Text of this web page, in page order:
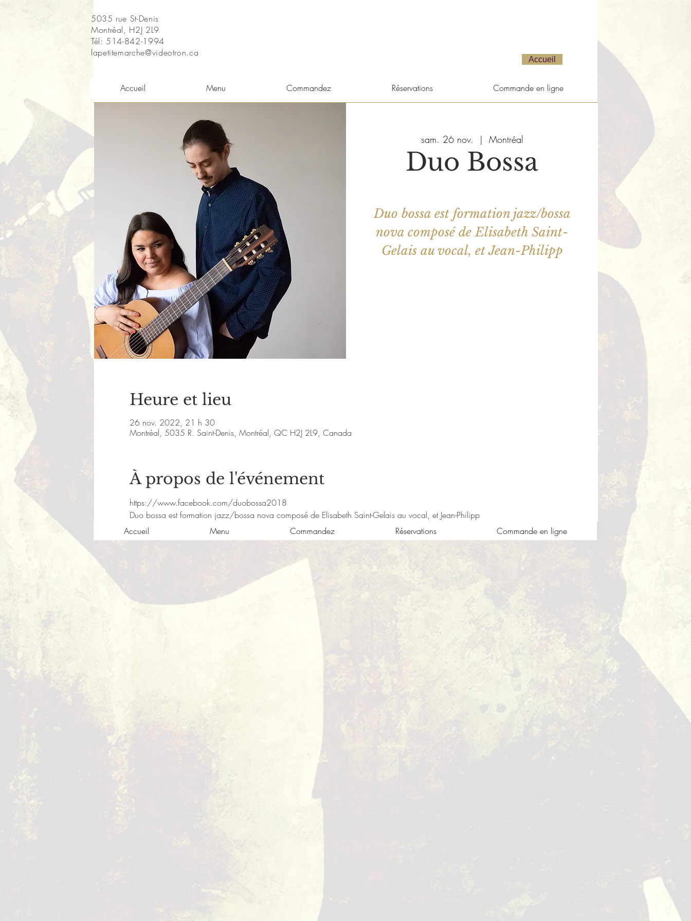
5035 rue St-Denis
Montréal, H2J 2L9
Tél: 514-842-1994
lapetitemarche@videotron.ca
Accueil
Accueil Menu Commandez Réservations Commande en ligne
sam. 26 nov.
  |
Montréal
Duo Bossa
Duo bossa est formation jazz/bossa
nova composé de Elisabeth Saint-
Gelais au vocal, et Jean-Philipp
Heure et lieu
26 nov. 2022, 21 h 30
Montréal, 5035 R. Saint-Denis, Montréal, QC H2J 2L9, Canada
À propos de l'événement
https://www.facebook.com/duobossa2018
Duo bossa est formation jazz/bossa nova composé de Elisabeth Saint-Gelais au vocal, et Jean-Philipp
Accueil
Menu Commandez Réservations Commande en ligne